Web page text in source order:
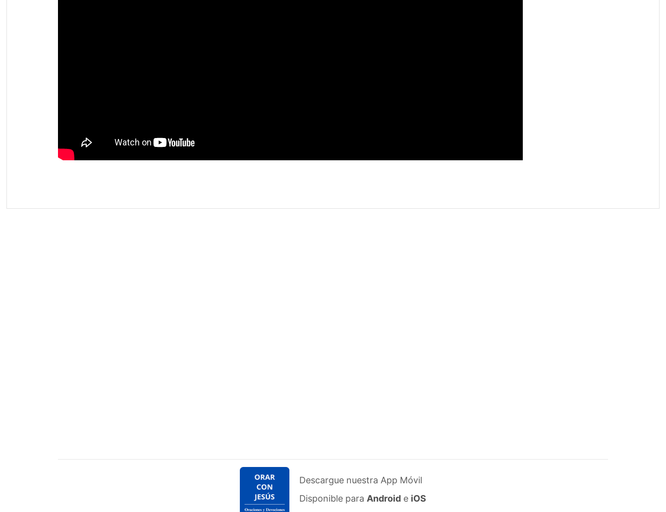
Descargue nuestra App Móvil
Disponible para Android e iOS